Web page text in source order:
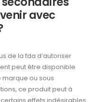
avec
de la fda d’autoriser
peut être disponible
marque ou sous
ce produit peut à